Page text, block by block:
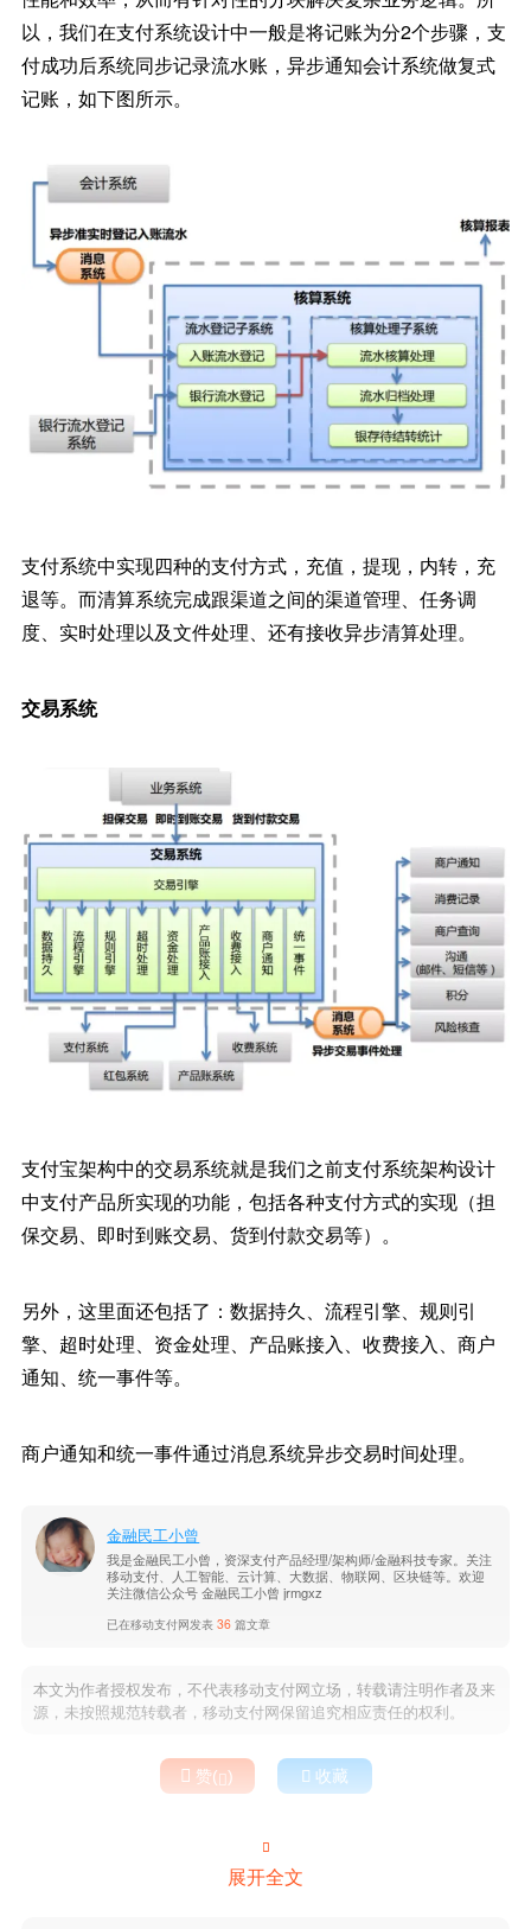
以，我们在支付系统设计中一般是将记账为分2个步骤，支
付成功后系统同步记录流水账，异步通知会计系统做复式
记账，如下图所示。
支付系统中实现四种的支付方式，充值，提现，内转，充
退等。而清算系统完成跟渠道之间的渠道管理、任务调
度、实时处理以及文件处理、还有接收异步清算处理。
交易系统
支付宝架构中的交易系统就是我们之前支付系统架构设计
中支付产品所实现的功能，包括各种支付方式的实现（担
保交易、即时到账交易、货到付款交易等）。
另外，这里面还包括了：数据持久、流程引擎、规则引
擎、超时处理、资金处理、产品账接入、收费接入、商户
通知、统一事件等。
商户通知和统一事件通过消息系统异步交易时间处理。
金融民工小曾
我是金融民工小曾，资深支付产品经理/架构师/金融科技专家。关注
移动支付、人工智能、云计算、大数据、物联网、区块链等。欢迎
关注微信公众号 金融民工小曾 jrmgxz
已在移动支付网发表36 篇文章
本文为作者授权发布，不代表移动支付网立场，转载请注明作者及来
源，未按照规范转载者，移动支付网保留追究相应责任的权利。
 赞()  收藏

展开全文